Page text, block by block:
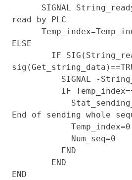
read by PLC
ELSE
End of sending whole
END